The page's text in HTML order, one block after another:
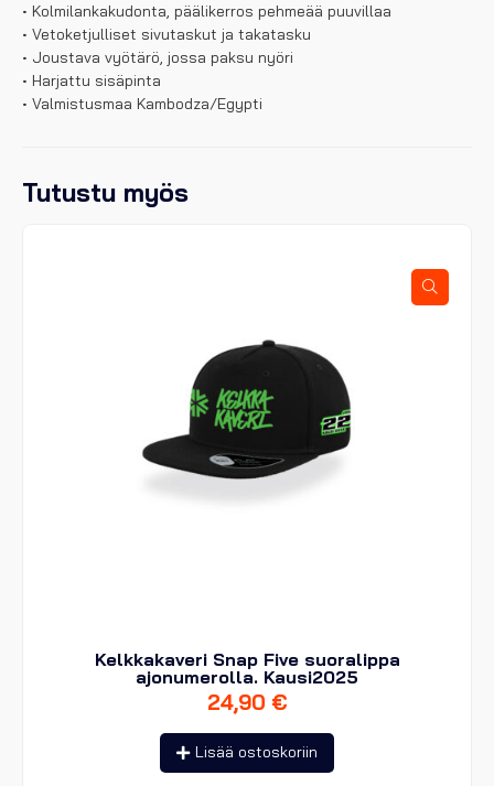
• Kolmilankakudonta, päälikerros pehmeää puuvillaa
• Vetoketjulliset sivutaskut ja takatasku
• Joustava vyötärö, jossa paksu nyöri
• Harjattu sisäpinta
• Valmistusmaa Kambodza/Egypti
Tutustu myös
Kelkkakaveri Snap Five suoralippa
ajonumerolla. Kausi2025
24,90 €
Lisää ostoskoriin